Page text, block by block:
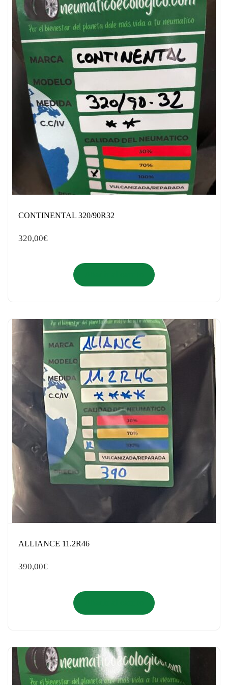
CONTINENTAL 320/90R32
320,00€
ALLIANCE 11.2R46
390,00€